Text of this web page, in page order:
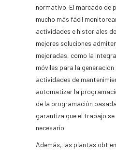
normativo. El marcado de
mucho más fácil
actividades e historiales
mejores soluciones
mejoradas, como la
móviles para la generación
actividades de
automatizar la
de la programación
garantiza que el trabajo se
necesario.
Además, las plantas